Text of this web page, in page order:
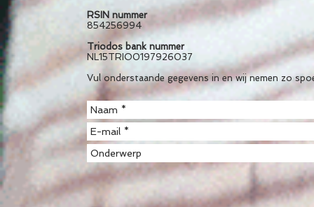
RSIN nummer
854256994
Triodos bank nummer
NL15TRIO0197926037
Vul onderstaande gegevens in en wij nemen zo